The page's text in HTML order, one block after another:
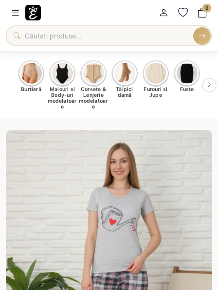
0
Burtieră
Maiouri si
Body-uri
modelatoar
e
Corsete &
Lenjerie
modelatoar
e
Tălpici
damă
Furouri si
Jupe
Fuste